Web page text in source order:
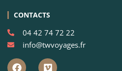
CONTACTS
04 42 74 72 22
info@twvoyages.fr